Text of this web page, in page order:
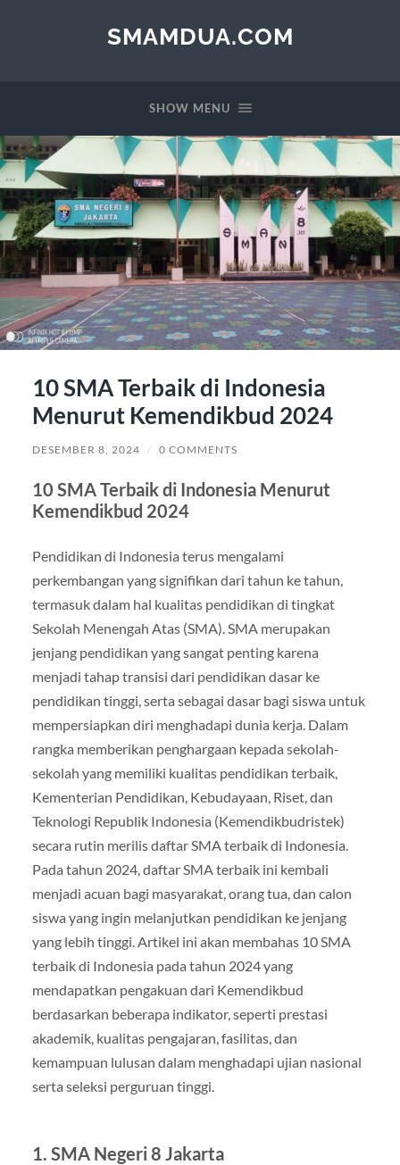
SMAMDUA.COM
SHOW MENU
10 SMA Terbaik di Indonesia
Menurut Kemendikbud 2024
DESEMBER 8, 2024 / 0 COMMENTS
10 SMA Terbaik di Indonesia Menurut
Kemendikbud 2024
Pendidikan di Indonesia terus mengalami
perkembangan yang signifikan dari tahun ke tahun,
termasuk dalam hal kualitas pendidikan di tingkat
Sekolah Menengah Atas (SMA). SMA merupakan
jenjang pendidikan yang sangat penting karena
menjadi tahap transisi dari pendidikan dasar ke
pendidikan tinggi, serta sebagai dasar bagi siswa untuk
mempersiapkan diri menghadapi dunia kerja. Dalam
rangka memberikan penghargaan kepada sekolah-
sekolah yang memiliki kualitas pendidikan terbaik,
Kementerian Pendidikan, Kebudayaan, Riset, dan
Teknologi Republik Indonesia (Kemendikbudristek)
secara rutin merilis daftar SMA terbaik di Indonesia.
Pada tahun 2024, daftar SMA terbaik ini kembali
menjadi acuan bagi masyarakat, orang tua, dan calon
siswa yang ingin melanjutkan pendidikan ke jenjang
yang lebih tinggi. Artikel ini akan membahas 10 SMA
terbaik di Indonesia pada tahun 2024 yang
mendapatkan pengakuan dari Kemendikbud
berdasarkan beberapa indikator, seperti prestasi
akademik, kualitas pengajaran, fasilitas, dan
kemampuan lulusan dalam menghadapi ujian nasional
serta seleksi perguruan tinggi.
1. SMA Negeri 8 Jakarta